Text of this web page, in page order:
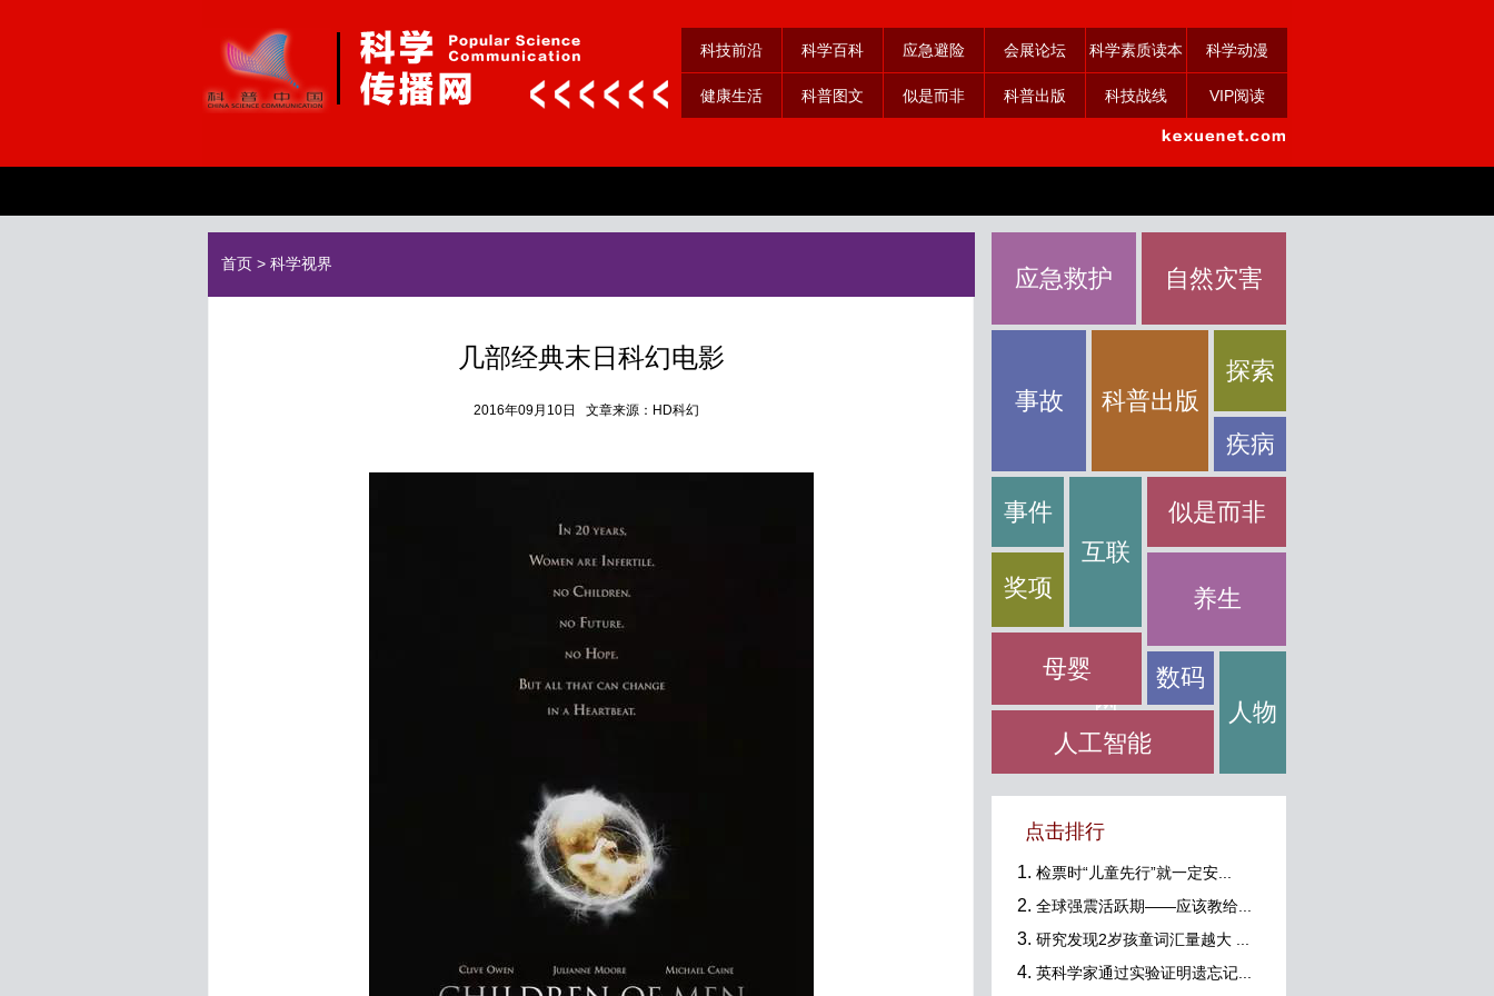
科技前沿 科学百科 应急避险 会展论坛 科学素质读本 科学动漫
健康生活 科普图文 似是而非 科普出版 科技战线 VIP阅读
首页 > 科学视界
几部经典末日科幻电影
2016年09月10日 文章来源：HD科幻
应急救护 自然灾害
事故 科普出版
探索
疾病
事件
奖项
互联
网
母婴
似是而非
养生
数码
人物
人工智能
点击排行
检票时“儿童先行”就一定安...
全球强震活跃期——应该教给...
研究发现2岁孩童词汇量越大 ...
英科学家通过实验证明遗忘记...